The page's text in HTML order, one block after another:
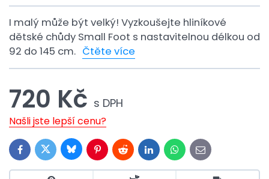
I malý může být velký! Vyzkoušejte hliníkové
dětské chůdy Small Foot s nastavitelnou délkou od
92 do 145 cm. Čtěte více
720 Kč s DPH
Našli jste lepší cenu?
FacebookTwitterBlueskyPinterestRedditLinkedInWhatsApp
E-
mail